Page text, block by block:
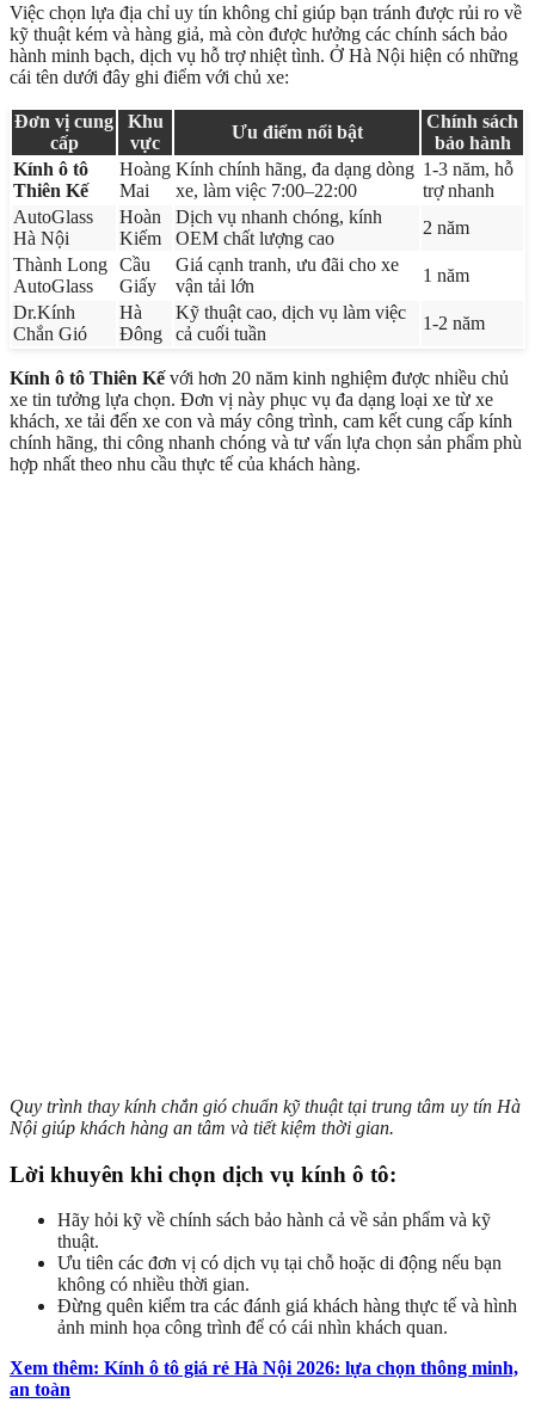
Việc chọn lựa địa chỉ uy tín không chỉ giúp bạn tránh được rủi ro về
kỹ thuật kém và hàng giả, mà còn được hưởng các chính sách bảo
hành minh bạch, dịch vụ hỗ trợ nhiệt tình. Ở Hà Nội hiện có những
cái tên dưới đây ghi điểm với chủ xe:
Đơn vị cung
cấp
Khu
vực
Ưu điểm nổi bật
Chính sách
bảo hành
Kính ô tô
Thiên Kế
Hoàng
Mai
Kính chính hãng, đa dạng dòng
xe, làm việc 7:00–22:00
1-3 năm, hỗ
trợ nhanh
AutoGlass
Hà Nội
Hoàn
Kiếm
Dịch vụ nhanh chóng, kính
OEM chất lượng cao
2 năm
Thành Long
AutoGlass
Cầu
Giấy
Giá cạnh tranh, ưu đãi cho xe
vận tải lớn
1 năm
Dr.Kính
Chắn Gió
Hà
Đông
Kỹ thuật cao, dịch vụ làm việc
cả cuối tuần
1-2 năm
Kính ô tô Thiên Kếvới hơn 20 năm kinh nghiệm được nhiều chủ
xe tin tưởng lựa chọn. Đơn vị này phục vụ đa dạng loại xe từ xe
khách, xe tải đến xe con và máy công trình, cam kết cung cấp kính
chính hãng, thi công nhanh chóng và tư vấn lựa chọn sản phẩm phù
hợp nhất theo nhu cầu thực tế của khách hàng.
Quy trình thay kính chắn gió chuẩn kỹ thuật tại trung tâm uy tín Hà
Nội giúp khách hàng an tâm và tiết kiệm thời gian.
Lời khuyên khi chọn dịch vụ kính ô tô:
Hãy hỏi kỹ về chính sách bảo hành cả về sản phẩm và kỹ
thuật.
Ưu tiên các đơn vị có dịch vụ tại chỗ hoặc di động nếu bạn
không có nhiều thời gian.
Đừng quên kiểm tra các đánh giá khách hàng thực tế và hình
ảnh minh họa công trình để có cái nhìn khách quan.
Xem thêm: Kính ô tô giá rẻ Hà Nội 2026: lựa chọn thông minh,
an toàn